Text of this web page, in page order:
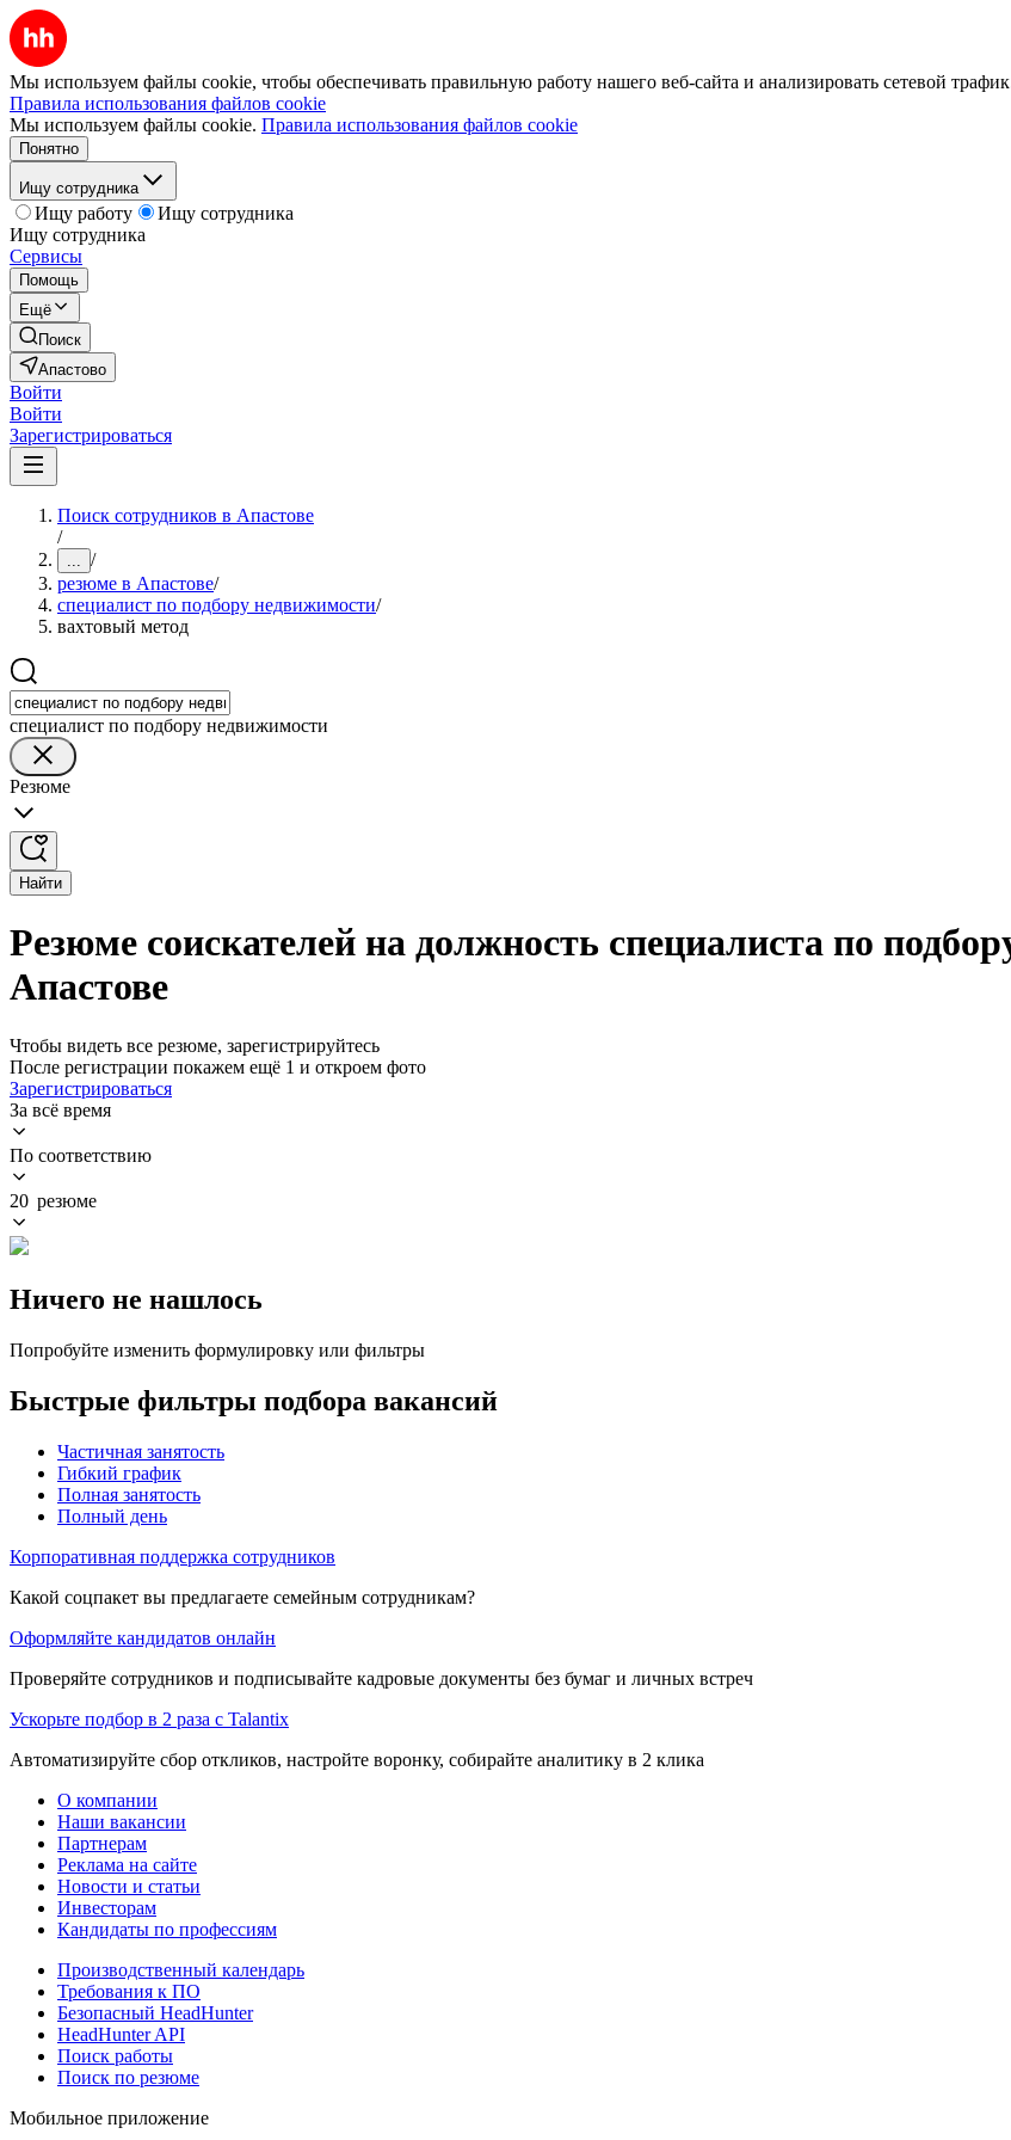
Мы используем файлы cookie, чтобы обеспечивать правильную работу нашего веб-сайта и анализировать сетевой
Правила использования файлов cookie
Мы используем файлы cookie. Правила использования файлов cookie
Понятно
Ищу сотрудника
Ищу работу
Ищу сотрудника
Ищу сотрудника
Сервисы
Помощь
Ещё
Поиск
Апастово
Войти
Войти
Зарегистрироваться
Поиск сотрудников в Апастове
/
... /
резюме в Апастове/
специалист по подбору недвижимости/
вахтовый метод
специалист по подбору недвижимости
Резюме
Найти
Резюме соискателей на должность специалиста по
Апастове
Чтобы видеть все резюме, зарегистрируйтесь
После регистрации покажем ещё 1 и откроем фото
Зарегистрироваться
За всё время
По соответствию
20 резюме
Ничего не нашлось
Попробуйте изменить формулировку или фильтры
Быстрые фильтры подбора вакансий
Частичная занятость
Гибкий график
Полная занятость
Полный день
Корпоративная поддержка сотрудников
Какой соцпакет вы предлагаете семейным сотрудникам?
Оформляйте кандидатов онлайн
Проверяйте сотрудников и подписывайте кадровые документы без бумаг и личных встреч
Ускорьте подбор в 2 раза с Talantix
Автоматизируйте сбор откликов, настройте воронку, собирайте аналитику в 2 клика
О компании
Наши вакансии
Партнерам
Реклама на сайте
Новости и статьи
Инвесторам
Кандидаты по профессиям
Производственный календарь
Требования к ПО
Безопасный HeadHunter
HeadHunter API
Поиск работы
Поиск по резюме
Мобильное приложение